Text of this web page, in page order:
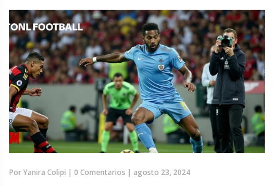
PorYanira Colipi | 0 Comentarios | agosto 23, 2024